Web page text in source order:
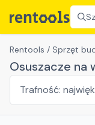
Rentools / Sprzęt
Osuszacze na